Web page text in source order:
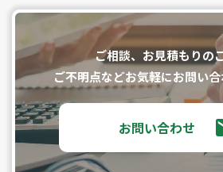
ご相談、お⾒積もりの
ご不明点などお気軽にお問い合
お問い合わせ